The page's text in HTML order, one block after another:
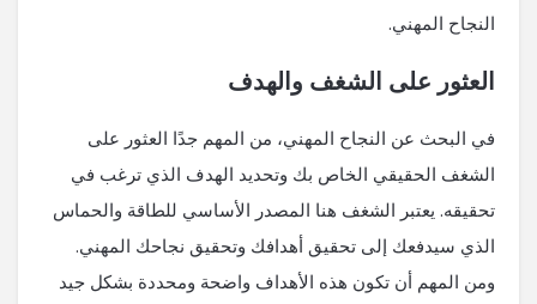
النجاح المهني.
العثور على الشغف والهدف
في البحث عن النجاح المهني، من المهم جدًا العثور على
الشغف الحقيقي الخاص بك وتحديد الهدف الذي ترغب في
تحقيقه. يعتبر الشغف هنا المصدر الأساسي للطاقة والحماس
الذي سيدفعك إلى تحقيق أهدافك وتحقيق نجاحك المهني.
ومن المهم أن تكون هذه الأهداف واضحة ومحددة بشكل جيد